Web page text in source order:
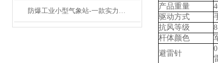
防爆工业小型气象站-一款实力杠杠滴化工区气象监测装置#2022已更新
产品重量
驱动方式
抗风等级
杆体颜色
避雷针